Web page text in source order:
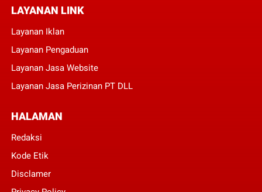
LAYANAN LINK
Layanan Iklan
Layanan Pengaduan
Layanan Jasa Website
Layanan Jasa Perizinan PT DLL
HALAMAN
Redaksi
Kode Etik
Disclamer